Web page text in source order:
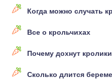
Когда можно случать
Все о крольчихах
Почему дохнут кролики
Сколько длится